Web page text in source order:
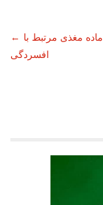
← ۶ ماده مغذی مرتبط با
افسردگی